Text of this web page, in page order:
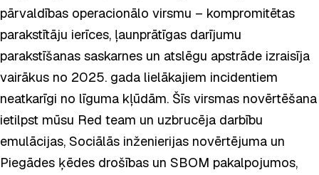
pārvaldības operacionālo virsmu – kompromitētas
parakstītāju ierīces, ļaunprātīgas darījumu
parakstīšanas saskarnes un atslēgu apstrāde izraisīja
vairākus no 2025. gada lielākajiem incidentiem
neatkarīgi no līguma kļūdām. Šīs virsmas novērtēšana
ietilpst mūsu Red team un uzbrucēja darbību
emulācijas, Sociālās inženierijas novērtējuma un
Piegādes ķēdes drošības un SBOM pakalpojumos,